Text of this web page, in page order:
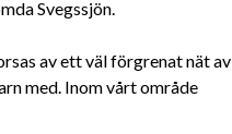
Svegssjön.
av ett väl förgrenat nät av
med. Inom vårt område